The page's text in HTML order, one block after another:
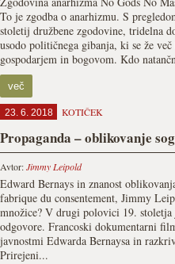
To je zgodba o anarhizmu. S
stoletij družbene zgodovine, tridelna
usodo političnega gibanja, ki se že
gospodarjem in bogovom. Kdo
več
23. 6. 2018 KOTIČEK
Propaganda – oblikovanje
Avtor:Jimmy Leipold
Edward Bernays in znanost
fabrique du consentement, Jimmy
množice? V drugi polovici 19.
odgovore. Francoski dokumentarni
javnostmi Edwarda Bernaysa in
Prirejeni...